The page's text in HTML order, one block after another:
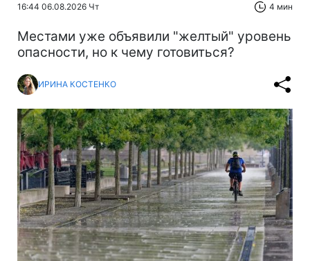
16:44 06.08.2026 Чт 4 мин
Местами уже объявили "желтый" уровень
опасности, но к чему готовиться?
ИРИНА КОСТЕНКО